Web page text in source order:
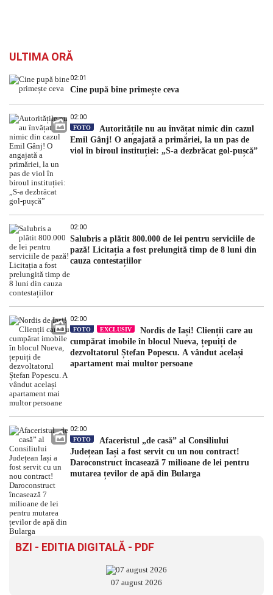
ULTIMA ORĂ
02:01
Cine pupă bine primește ceva
02:00
FOTO
Autoritățile nu au învățat nimic din cazul
Emil Gânj! O angajată a primăriei, la un pas de
viol în biroul instituției: „S-a dezbrăcat gol-pușcă”
02:00
Salubris a plătit 800.000 de lei pentru serviciile de
pază! Licitația a fost prelungită timp de 8 luni din
cauza contestațiilor
02:00
FOTO EXCLUSIV
Nordis de Iași! Clienții care au
cumpărat imobile în blocul Nueva, țepuiți de
dezvoltatorul Ștefan Popescu. A vândut același
apartament mai multor persoane
02:00
FOTO
Afaceristul „de casă” al Consiliului
Județean Iași a fost servit cu un nou contract!
Daroconstruct încasează 7 milioane de lei pentru
mutarea țevilor de apă din Bularga
BZI - EDITIA DIGITALĂ - PDF
07 august 2026